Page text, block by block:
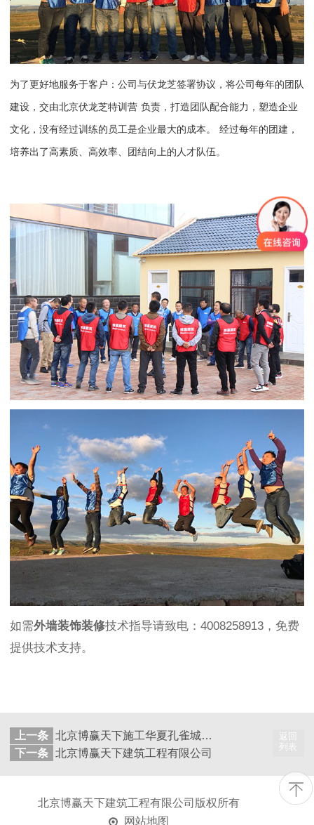
为了更好地服务于客户：公司与伏龙芝签署协议，将公司每年的团队
建设，交由北京伏龙芝特训营 负责，打造团队配合能力，塑造企业
文化， 没有经过训练的员工是企业最大的成本。 经过每年的团建，
培养出了高素质、高效率、团结向上的人才队伍。
如需外墙装饰装修技术指导请致电：4008258913，免费
提供技术支持。
返回
列表
上一条
北京博赢天下施工华夏孔雀城项目顺利验收
下一条 北京博赢天下建筑工程有限公司
北京博赢天下建筑工程有限公司 版权所有
网站地图